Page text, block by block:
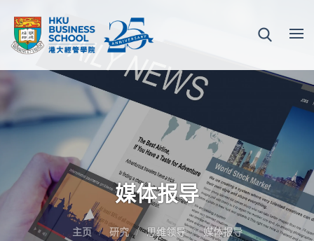
媒体报导
主页 研究 思维领导 媒体报导